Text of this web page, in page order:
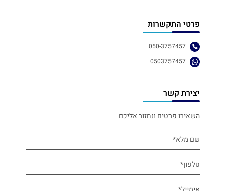
יצירת קשר
השאירו פרטים ונחזור אליכם
פרטי התקשרות
050-3757457
0503757457